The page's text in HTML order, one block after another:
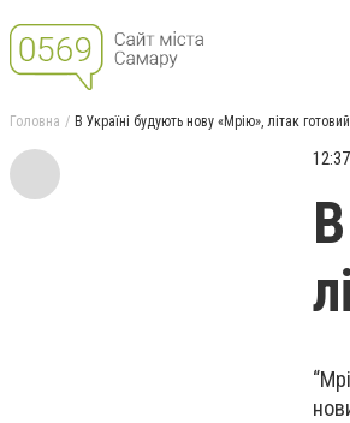
Головна В Україні будують нову «Мрію», літак